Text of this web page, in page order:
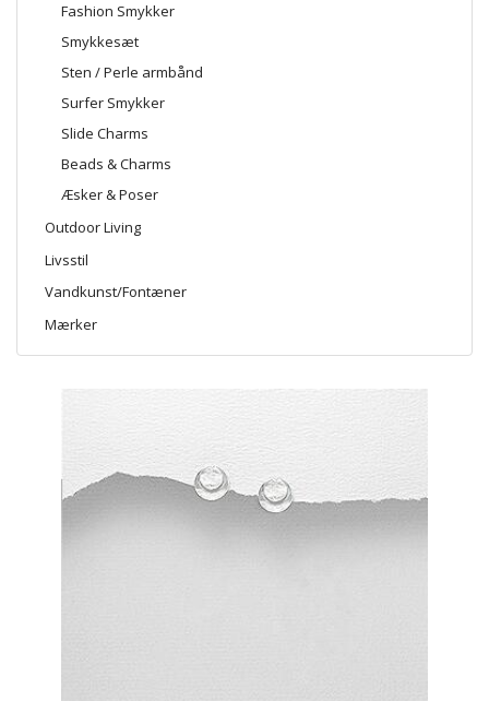
Fashion Smykker
Smykkesæt
Sten / Perle armbånd
Surfer Smykker
Slide Charms
Beads & Charms
Æsker & Poser
Outdoor Living
Livsstil
Vandkunst/Fontæner
Mærker